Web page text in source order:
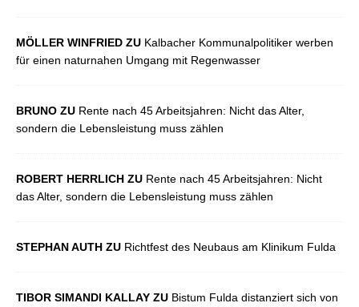
MÖLLER WINFRIED ZU Kalbacher Kommunalpolitiker werben
für einen naturnahen Umgang mit Regenwasser
BRUNO ZU Rente nach 45 Arbeitsjahren: Nicht das Alter,
sondern die Lebensleistung muss zählen
ROBERT HERRLICH ZU Rente nach 45 Arbeitsjahren: Nicht
das Alter, sondern die Lebensleistung muss zählen
STEPHAN AUTH ZU Richtfest des Neubaus am Klinikum Fulda
TIBOR SIMANDI KALLAY ZU Bistum Fulda distanziert sich von